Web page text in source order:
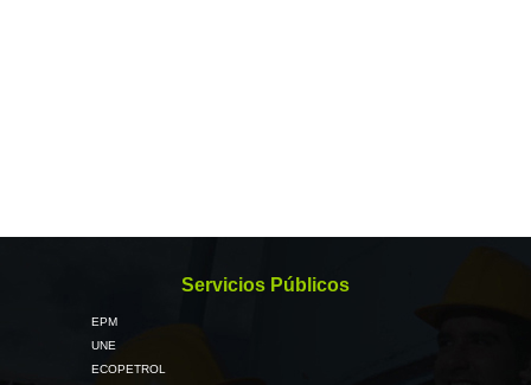
Servicios Públicos
EPM
UNE
ECOPETROL